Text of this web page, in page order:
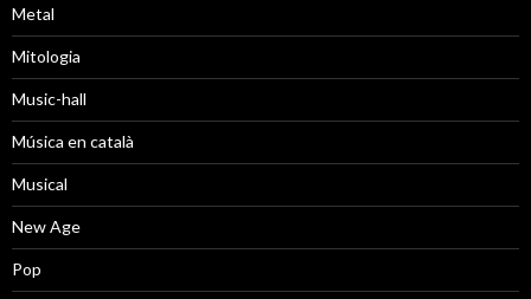
Metal
Mitologia
Music-hall
Música en català
Musical
New Age
Pop